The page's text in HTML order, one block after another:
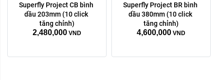
Superfly Project CB bình
dầu 203mm (10 click
tăng chỉnh)
2,480,000 VND
Superfly Project BR bình
dầu 380mm (10 click
tăng chỉnh)
4,600,000 VND